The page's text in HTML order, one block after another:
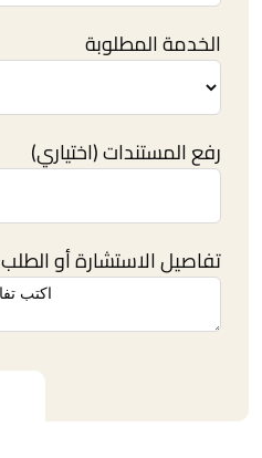
الخدمة المطلوبة
رفع المستندات (اختياري)
تفاصيل الاستشارة أو الطلب